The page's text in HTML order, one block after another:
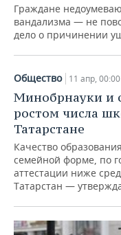
Граждане
вандализма — не
дело о причинении
Общество 11 апр, 00:00
Минобрнауки и
ростом числа
Татарстане
Качество
семейной форме, по
аттестации ниже
Татарстан —